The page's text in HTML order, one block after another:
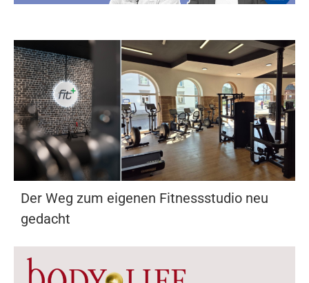
Der Weg zum eigenen Fitnessstudio neu
gedacht